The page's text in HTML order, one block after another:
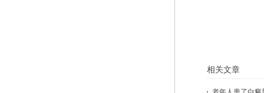
相关文章